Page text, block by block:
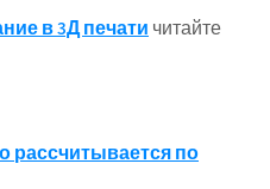
в 3Д печати читайте
рассчитывается по